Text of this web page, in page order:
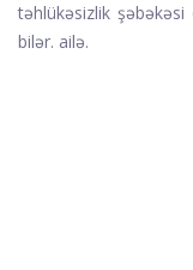
təhlükəsizlik
bilər. ailə.